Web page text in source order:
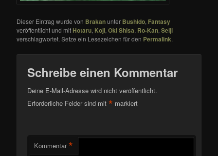
Dieser Eintrag wurde von Brakanunter Bushido, Fantasy
veröffentlicht und mit Hotaru, Koji,Oki Shisa, Ro-Kan,Seiji
verschlagwortet. Setze ein Lesezeichen für den Permalink.
Schreibe einen Kommentar
Deine E-Mail-Adresse wird nicht veröffentlicht.
Erforderliche Felder sind mit* markiert
Kommentar *